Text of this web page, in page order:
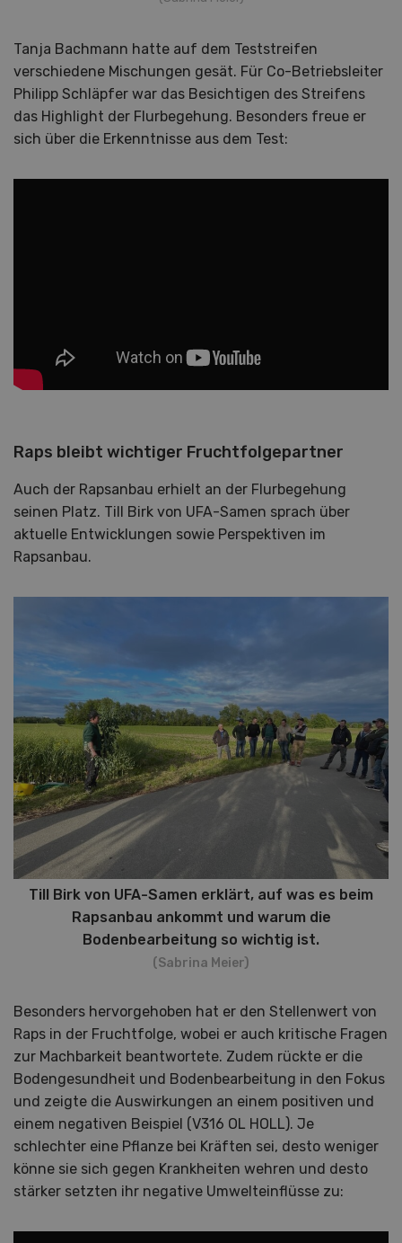
Tanja Bachmann hatte auf dem Teststreifen
verschiedene Mischungen gesät. Für Co-Betriebsleiter
Philipp Schläpfer war das Besichtigen des Streifens
das Highlight der Flurbegehung. Besonders freue er
sich über die Erkenntnisse aus dem Test:
Raps bleibt wichtiger Fruchtfolgepartner
Auch der Rapsanbau erhielt an der Flurbegehung
seinen Platz. Till Birk von UFA-Samen sprach über
aktuelle Entwicklungen sowie Perspektiven im
Rapsanbau.
Till Birk von UFA-Samen erklärt, auf was es beim
Rapsanbau ankommt und warum die
Bodenbearbeitung so wichtig ist.
(Sabrina Meier)
Besonders hervorgehoben hat er den Stellenwert von
Raps in der Fruchtfolge, wobei er auch kritische Fragen
zur Machbarkeit beantwortete. Zudem rückte er die
Bodengesundheit und Bodenbearbeitung in den Fokus
und zeigte die Auswirkungen an einem positiven und
einem negativen Beispiel (V316 OL HOLL). Je
schlechter eine Pflanze bei Kräften sei, desto weniger
könne sie sich gegen Krankheiten wehren und desto
stärker setzten ihr negative Umwelteinflüsse zu: